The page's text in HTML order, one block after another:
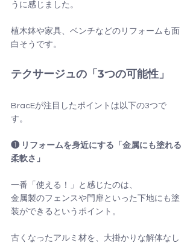
うに感じました。
植木鉢や家具、ベンチなどのリフォームも面
白そうです。
テクサージュの「3つの可能性」
BracEが注目したポイントは以下の3つで
す。
❶ リフォームを身近にする「金属にも塗れる
柔軟さ」
一番「使える！」と感じたのは、
金属製のフェンスや門扉といった下地にも塗
装ができるというポイント。
古くなったアルミ材を、大掛かりな解体なし